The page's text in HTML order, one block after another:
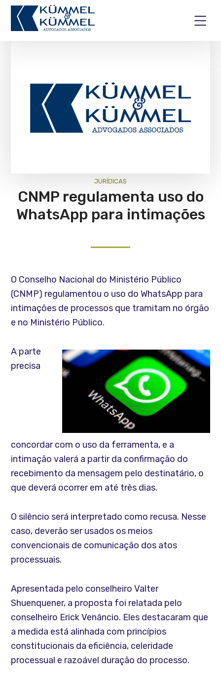
JURÍ­DICAS
CNMP regulamenta uso do
WhatsApp para intimações
O Conselho Nacional do Ministério Público
(CNMP) regulamentou o uso do WhatsApp para
intimações de processos que tramitam no órgão
e no Ministério Público.
A parte
precisa
concordar com o uso da ferramenta, e a
intimação valerá a partir da confirmação do
recebimento da mensagem pelo destinatário, o
que deverá ocorrer em até três dias.
O silêncio será interpretado como recusa. Nesse
caso, deverão ser usados os meios
convencionais de comunicação dos atos
processuais.
Apresentada pelo conselheiro Valter
Shuenquener, a proposta foi relatada pelo
conselheiro Erick Venâncio. Eles destacaram que
a medida está alinhada com princípios
constitucionais da eficiência, celeridade
processual e razoável duração do processo.